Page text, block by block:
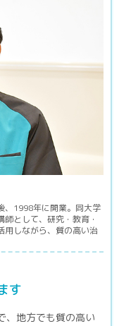
、1998年に開業。同大学
として、研究・教育・
用しながら、質の高い治
す
、地方でも質の高い